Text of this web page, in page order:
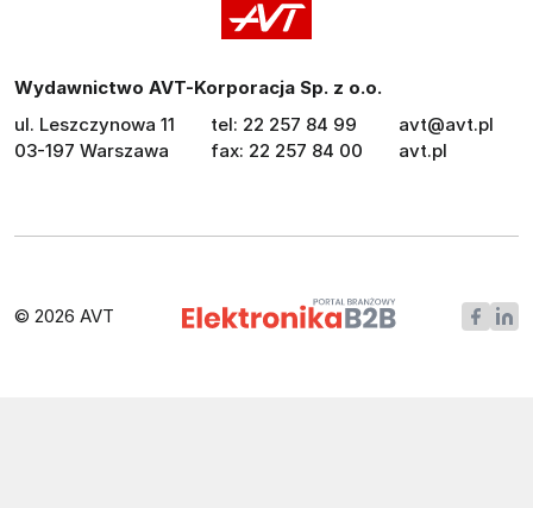
Wydawnictwo AVT-Korporacja Sp. z o.o.
ul. Leszczynowa 11
03-197 Warszawa
tel: 22 257 84 99
fax: 22 257 84 00
avt@avt.pl
avt.pl
© 2026 AVT